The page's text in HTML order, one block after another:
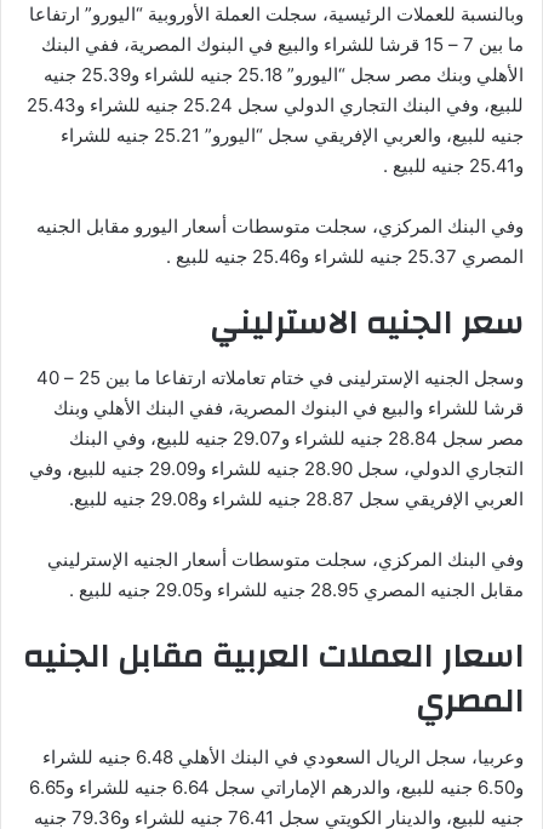
وبالنسبة للعملات الرئيسية، سجلت العملة الأوروبية “اليورو” ارتفاعا
ما بين 7 – 15 قرشا للشراء والبيع في البنوك المصرية، ففي البنك
الأهلي وبنك مصر سجل “اليورو” 25.18 جنيه للشراء و25.39 جنيه
للبيع، وفي البنك التجاري الدولي سجل 25.24 جنيه للشراء و25.43
جنيه للبيع، والعربي الإفريقي سجل “اليورو” 25.21 جنيه للشراء
و25.41 جنيه للبيع .
وفي البنك المركزي، سجلت متوسطات أسعار اليورو مقابل الجنيه
المصري 25.37 جنيه للشراء و25.46 جنيه للبيع .
سعر الجنيه الاسترليني
وسجل الجنيه الإسترلينى في ختام تعاملاته ارتفاعا ما بين 25 – 40
قرشا للشراء والبيع في البنوك المصرية، ففي البنك الأهلي وبنك
مصر سجل 28.84 جنيه للشراء و29.07 جنيه للبيع، وفي البنك
التجاري الدولي، سجل 28.90 جنيه للشراء و29.09 جنيه للبيع، وفي
العربي الإفريقي سجل 28.87 جنيه للشراء و29.08 جنيه للبيع.
وفي البنك المركزي، سجلت متوسطات أسعار الجنيه الإسترليني
مقابل الجنيه المصري 28.95 جنيه للشراء و29.05 جنيه للبيع .
اسعار العملات العربية مقابل الجنيه
المصري
وعربيا، سجل الريال السعودي في البنك الأهلي 6.48 جنيه للشراء
و6.50 جنيه للبيع، والدرهم الإماراتي سجل 6.64 جنيه للشراء و6.65
جنيه للبيع، والدينار الكويتي سجل 76.41 جنيه للشراء و79.36 جنيه